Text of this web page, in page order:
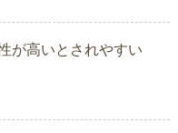
が高いとされやすい